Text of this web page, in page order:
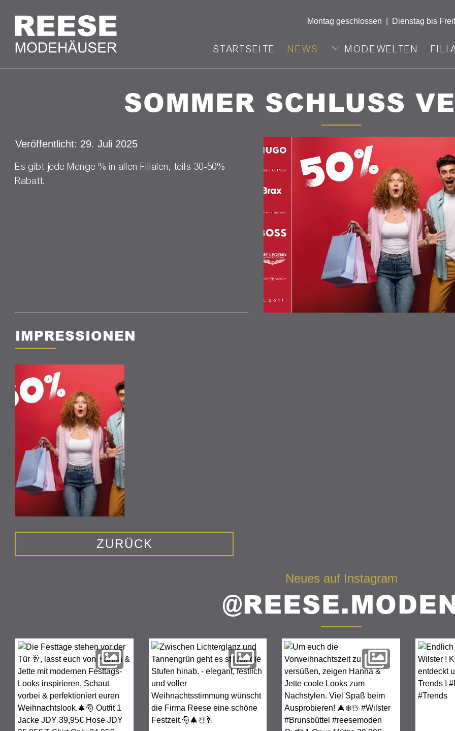
Montag geschlossen Dienstag bis
STARTSEITE NEWS MODEWELTEN
SOMMER SCHLUSS
Veröffentlicht: 29. Juli 2025
Es gibt jede Menge % in allen Filialen, teils 30-50%
Rabatt.
IMPRESSIONEN
ZURÜCK
Neues auf Instagram